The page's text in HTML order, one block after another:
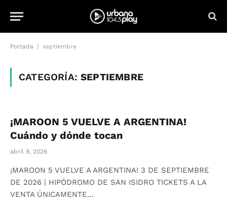
Portada septiembre
CATEGORÍA:SEPTIEMBRE
¡MAROON 5 VUELVE A ARGENTINA!
Cuándo y dónde tocan
abril 9, 2026
¡MAROON 5 VUELVE A ARGENTINA! 3 DE SEPTIEMBRE
DE 2026 | HIPÓDROMO DE SAN ISIDRO TICKETS A LA
VENTA ÚNICAMENTE…